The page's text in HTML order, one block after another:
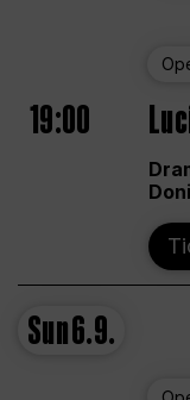
19:00
Sun6.9.